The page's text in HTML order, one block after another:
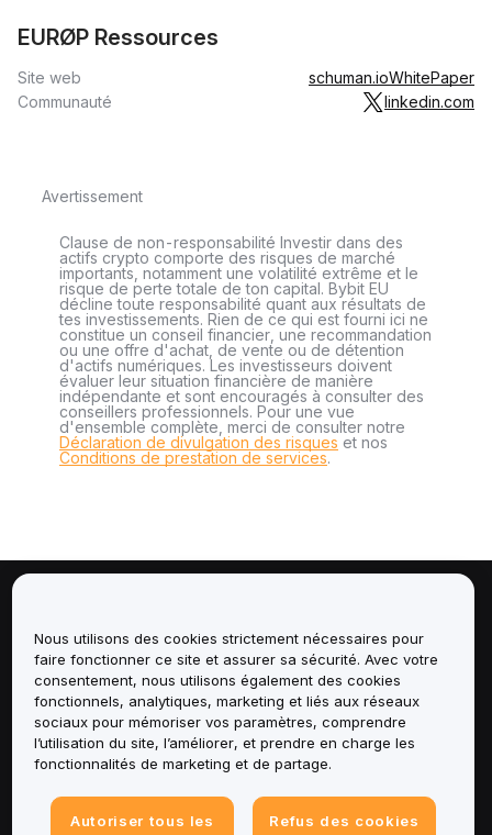
EURØP Ressources
Site web schuman.ioWhitePaper
Communauté
linkedin.com
Avertissement
Clause de non-responsabilité Investir dans des
actifs crypto comporte des risques de marché
importants, notamment une volatilité extrême et le
risque de perte totale de ton capital. Bybit EU
décline toute responsabilité quant aux résultats de
tes investissements. Rien de ce qui est fourni ici ne
constitue un conseil financier, une recommandation
ou une offre d'achat, de vente ou de détention
d'actifs numériques. Les investisseurs doivent
évaluer leur situation financière de manière
indépendante et sont encouragés à consulter des
conseillers professionnels. Pour une vue
d'ensemble complète, merci de consulter notre
Déclaration de divulgation des risques et nos
Conditions de prestation de services.
Services
Assistance
Produits
Mentions légales
Nous utilisons des cookies strictement nécessaires pour
faire fonctionner ce site et assurer sa sécurité. Avec votre
consentement, nous utilisons également des cookies
fonctionnels, analytiques, marketing et liés aux réseaux
sociaux pour mémoriser vos paramètres, comprendre
l’utilisation du site, l’améliorer, et prendre en charge les
fonctionnalités de marketing et de partage.
Autoriser tous les
Refus des cookies